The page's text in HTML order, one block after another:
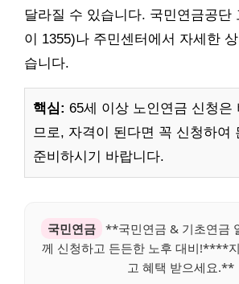
달라질 수 있습니다. 국민연금공단
이 1355)나 주민센터에서 자세한
습니다.
핵심: 65세 이상 노인연금 신청은
므로, 자격이 된다면 꼭 신청하여
준비하시기 바랍니다.
국민연금 **국민연금 & 기초연금
께 신청하고 든든한 노후 대비!****
고 혜택 받으세요.**